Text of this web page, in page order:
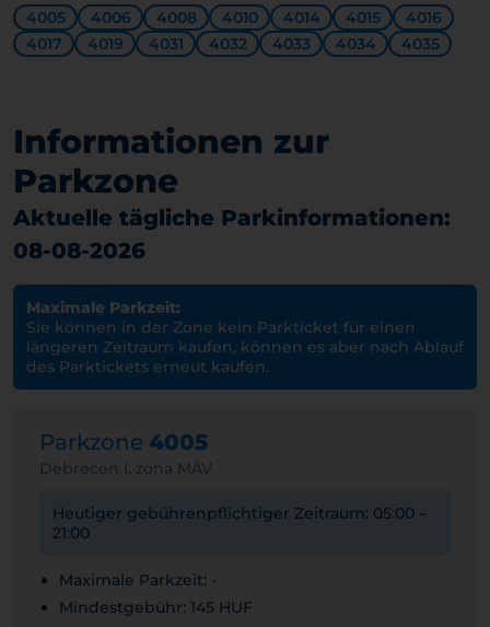
4005
4006 4008 4010 4014 4015
4016
4017
4019 4031 4032 4033 4034 4035
Informationen zur
Parkzone
Aktuelle tägliche Parkinformationen:
08-08-2026
Maximale Parkzeit:
Sie können in der Zone kein Parkticket für einen
längeren Zeitraum kaufen, können es aber nach Ablauf
des Parktickets erneut kaufen.
Parkzone 4005
Debrecen I. zóna MÁV
Heutiger gebührenpflichtiger Zeitraum: 05:00 –
21:00
Maximale Parkzeit: -
Mindestgebühr: 145 HUF